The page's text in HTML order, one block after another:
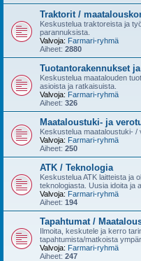
Traktorit /
Keskustelua traktoreista ja
parannuksista.
Valvoja: Farmari-ryhmä
Aiheet: 2880
Tuotantorakennukset
Keskustelua maatalouden
asioista ja ratkaisuista.
Valvoja: Farmari-ryhmä
Aiheet: 326
Maataloustuki- ja
Keskustelua maataloustuki- /
Valvoja: Farmari-ryhmä
Aiheet: 250
ATK / Teknologia
Keskustelua ATK laitteista ja
teknologiasta. Uusia idoita ja
Valvoja: Farmari-ryhmä
Aiheet: 194
Tapahtumat /
Ilmoita, keskutele ja kerro
tapahtumista/matkoista
Valvoja: Farmari-ryhmä
Aiheet: 247